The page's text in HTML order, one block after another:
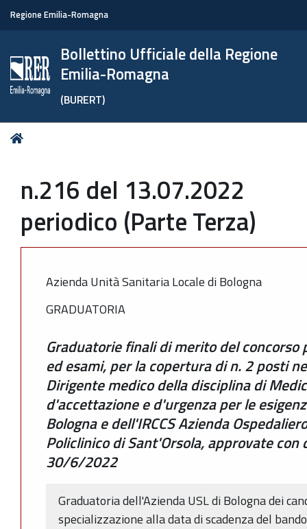
Regione Emilia-Romagna
Bollettino Ufficiale della Regione
Emilia-Romagna
(BURERT)
Tu
n.216 del 13.07.2022
periodico (Parte Terza)
Azienda Unità Sanitaria Locale di Bologna
GRADUATORIA
Graduatorie finali di merito del
ed esami, per la copertura di n. 2 posti
Dirigente medico della disciplina di
d'accettazione e d'urgenza per le
Bologna e dell'IRCCS Azienda
Policlinico di Sant'Orsola, approvate
30/6/2022
Graduatoria dell'Azienda USL di Bologna dei
specializzazione alla data di scadenza del bando